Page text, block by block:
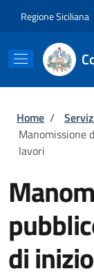
Regione Siciliana
Briciole
Home /
Manomissione
lavori
di